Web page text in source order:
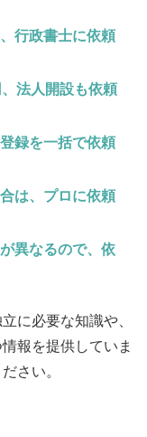
行政書士に依頼
法人開設も依頼
録を一括で依頼
は、プロに依頼
異なるので、依
に必要な知識や、
報を提供していま
さい。